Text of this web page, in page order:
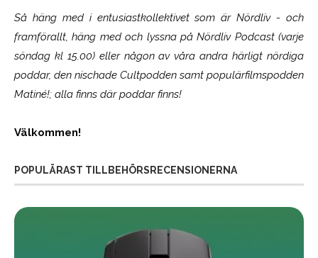
Så häng med i entusiastkollektivet som ärNördliv- och
framförallt, häng med och lyssna på Nördliv Podcast (varje
söndag kl 15.00) eller någon av våra andra härligt nördiga
poddar, den nischade Cultpodden samt populärfilmspodden
Matiné!; alla finns där poddar finns!
Välkommen!
POPULÄRAST TILLBEHÖRSRECENSIONERNA